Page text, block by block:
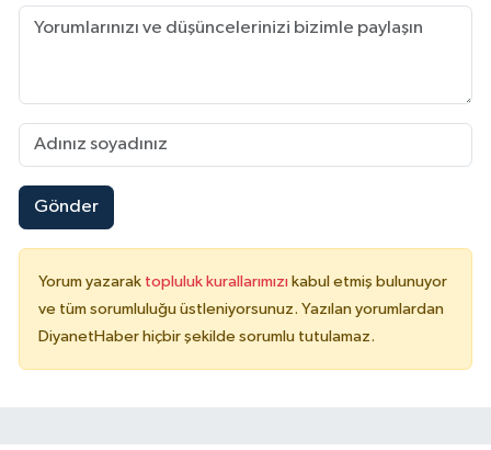
Gönder
Yorum yazarak topluluk kurallarımızı kabul etmiş bulunuyor
ve tüm sorumluluğu üstleniyorsunuz. Yazılan yorumlardan
DiyanetHaber hiçbir şekilde sorumlu tutulamaz.
Ordu Müftülüğü
Osmaniye Müftülüğü
Rize Müftülüğü
Sakarya Müftülüğü
Samsun Müftülüğü